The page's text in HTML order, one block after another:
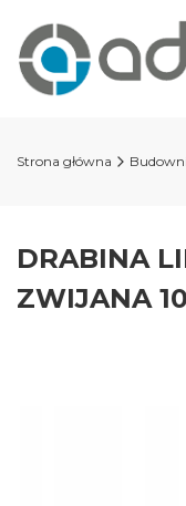
Strona główna
DRABINA
ZWIJANA